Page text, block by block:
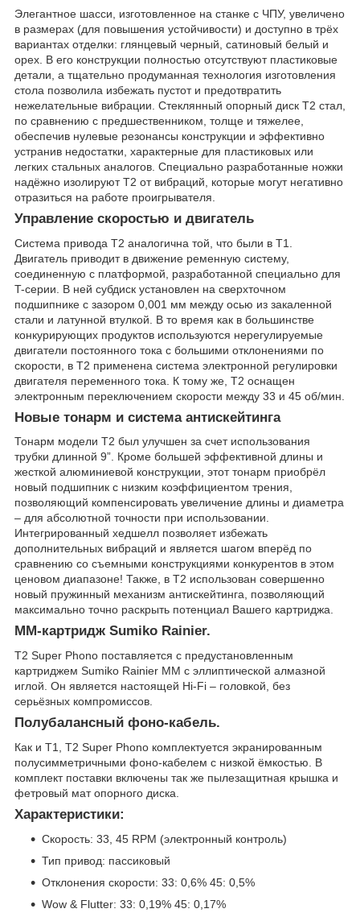
Элегантное шасси, изготовленное на станке с ЧПУ, увеличено
в размерах (для повышения устойчивости) и доступно в трёх
вариантах отделки: глянцевый черный, сатиновый белый и
орех. В его конструкции полностью отсутствуют пластиковые
детали, а тщательно продуманная технология изготовления
стола позволила избежать пустот и предотвратить
нежелательные вибрации. Стеклянный опорный диск T2 стал,
по сравнению с предшественником, толще и тяжелее,
обеспечив нулевые резонансы конструкции и эффективно
устранив недостатки, характерные для пластиковых или
легких стальных аналогов. Специально разработанные ножки
надёжно изолируют T2 от вибраций, которые могут негативно
отразиться на работе проигрывателя.
Управление скоростью и двигатель
Система привода T2 аналогична той, что были в T1.
Двигатель приводит в движение ременную систему,
соединенную с платформой, разработанной специально для
T-серии. В ней субдиск установлен на сверхточном
подшипнике с зазором 0,001 мм между осью из закаленной
стали и латунной втулкой. В то время как в большинстве
конкурирующих продуктов используются нерегулируемые
двигатели постоянного тока с большими отклонениями по
скорости, в T2 применена система электронной регулировки
двигателя переменного тока. К тому же, T2 оснащен
электронным переключением скорости между 33 и 45 об/мин.
Новые тонарм и система антискейтинга
Тонарм модели T2 был улучшен за счет использования
трубки длинной 9”. Кроме большей эффективной длины и
жесткой алюминиевой конструкции, этот тонарм приобрёл
новый подшипник с низким коэффициентом трения,
позволяющий компенсировать увеличение длины и диаметра
– для абсолютной точности при использовании.
Интегрированный хедшелл позволяет избежать
дополнительных вибраций и является шагом вперёд по
сравнению со съемными конструкциями конкурентов в этом
ценовом диапазоне! Также, в T2 использован совершенно
новый пружинный механизм антискейтинга, позволяющий
максимально точно раскрыть потенциал Вашего картриджа.
MM-картридж Sumiko Rainier.
T2 Super Phono поставляется с предустановленным
картриджем Sumiko Rainier MM с эллиптической алмазной
иглой. Он является настоящей Hi-Fi – головкой, без
серьёзных компромиссов.
Полубалансный фоно-кабель.
Как и T1, T2 Super Phono комплектуется экранированным
полусимметричными фоно-кабелем с низкой ёмкостью. В
комплект поставки включены так же пылезащитная крышка и
фетровый мат опорного диска.
Характеристики:
Скорость: 33, 45 RPM (электронный контроль)
Тип привод: пассиковый
Отклонения скорости: 33: 0,6% 45: 0,5%
Wow & Flutter: 33: 0,19% 45: 0,17%